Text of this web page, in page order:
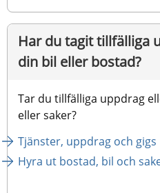
Har du tagit tillfälliga
din bil eller bostad?
Tar du tillfälliga uppdrag
eller saker?
Tjänster, uppdrag och gigs
Hyra ut bostad, bil och